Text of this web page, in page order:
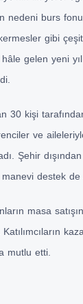
nedeni burs
gibi
gelen yeni
30 kişi
ve
Şehir
destek de
masa
mutlu etti.